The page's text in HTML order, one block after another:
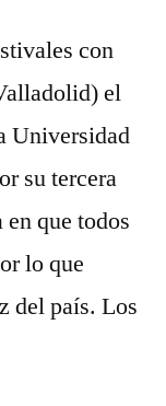
con
el
Universidad
su tercera
que todos
lo que
del país. Los